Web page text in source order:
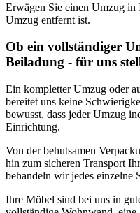
Erwägen Sie einen Umzug in
Umzug entfernt ist.
Ob ein vollständiger
Beiladung - für uns
Ein kompletter Umzug oder
bereitet uns keine
bewusst, dass jeder Umzug
Einrichtung.
Von der behutsamen
hin zum sicheren Transport
behandeln wir jedes einzelne
Ihre Möbel sind bei uns in